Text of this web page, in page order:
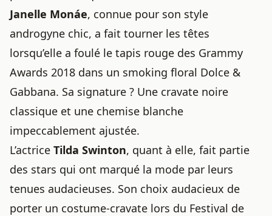
Janelle Monáe, connue pour son style
androgyne chic, a fait tourner les têtes
lorsqu’elle a foulé le tapis rouge des Grammy
Awards 2018 dans un smoking floral Dolce &
Gabbana. Sa signature ? Une cravate noire
classique et une chemise blanche
impeccablement ajustée.
L’actrice Tilda Swinton, quant à elle, fait partie
des stars qui ont marqué la mode par leurs
tenues audacieuses. Son choix audacieux de
porter un costume-cravate lors du Festival de